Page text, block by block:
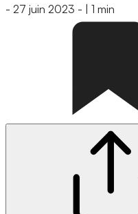
- 27 juin 2023 - 1 min